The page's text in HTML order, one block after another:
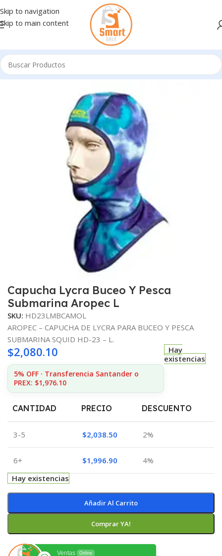
Skip to navigation
Skip to main content
Inicio/Articulos buceo/PESCA SUBMARINA
Capucha Lycra Buceo Y Pesca
Submarina Aropec L
SKU: HD23LMBCAMOL
AROPEC – CAPUCHA DE LYCRA PARA BUCEO Y PESCA
SUBMARINA SQUID HD-23 – L.
$2,080.10
5% OFF · Transferencia Santander o
PREX: $1,976.10
Hay
existencias
CANTIDAD PRECIO DESCUENTO
3-5 $2,038.50 2%
6+ $1,996.90
4%
Hay existencias
Añadir Al Carrito
Comprar YA!
Ventas Online